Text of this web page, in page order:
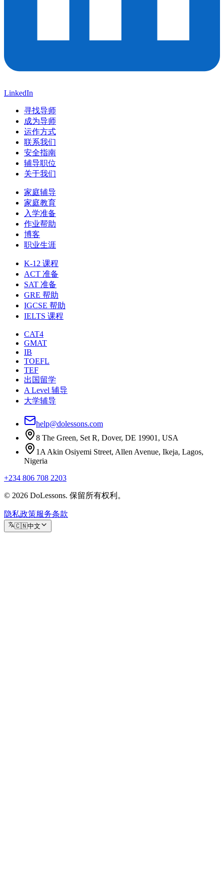
LinkedIn
寻找导师
成为导师
运作方式
联系我们
安全指南
辅导职位
关于我们
家庭辅导
家庭教育
入学准备
作业帮助
博客
职业生涯
K-12 课程
ACT 准备
SAT 准备
GRE 帮助
IGCSE 帮助
IELTS 课程
CAT4
GMAT
IB
TOEFL
TEF
出国留学
A Level 辅导
大学辅导
help@dolessons.com
8 The Green, Set R, Dover, DE 19901, USA
1A Akin Osiyemi Street, Allen Avenue, Ikeja, Lagos,
Nigeria
+234 806 708 2203
© 2026 DoLessons. 保留所有权利。
隐私政策服务条款
🇨🇳中文